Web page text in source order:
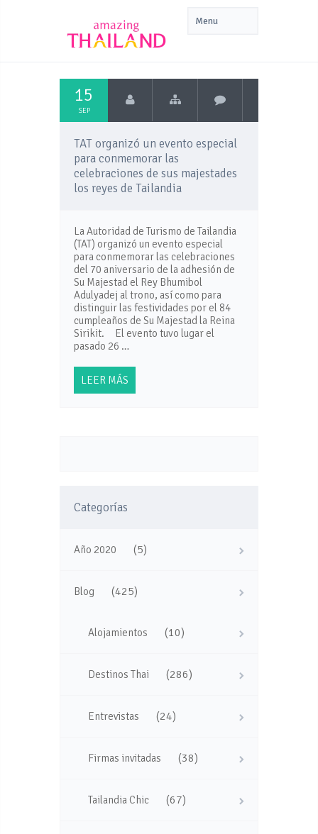
15
SEP
TAT organizó un evento especial
para conmemorar las
celebraciones de sus majestades
los reyes de Tailandia
La Autoridad de Turismo de Tailandia
(TAT) organizó un evento especial
para conmemorar las celebraciones
del 70 aniversario de la adhesión de
Su Majestad el Rey Bhumibol
Adulyadej al trono, así como para
distinguir las festividades por el 84
cumpleaños de Su Majestad la Reina
Sirikit. El evento tuvo lugar el
pasado 26 …
LEER MÁS
Categorías
Año 2020 (5)
Blog (425)
Alojamientos (10)
Destinos Thai (286)
Entrevistas (24)
Firmas invitadas (38)
Tailandia Chic (67)